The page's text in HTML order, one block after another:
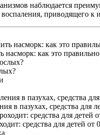
наблюдается
приводящего
как это
в пазухах, средства для
средства для детей от